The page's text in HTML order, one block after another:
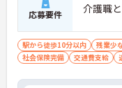
応募要件 介護職
駅から徒歩10分以内 残業少
社会保険完備
交通費支給